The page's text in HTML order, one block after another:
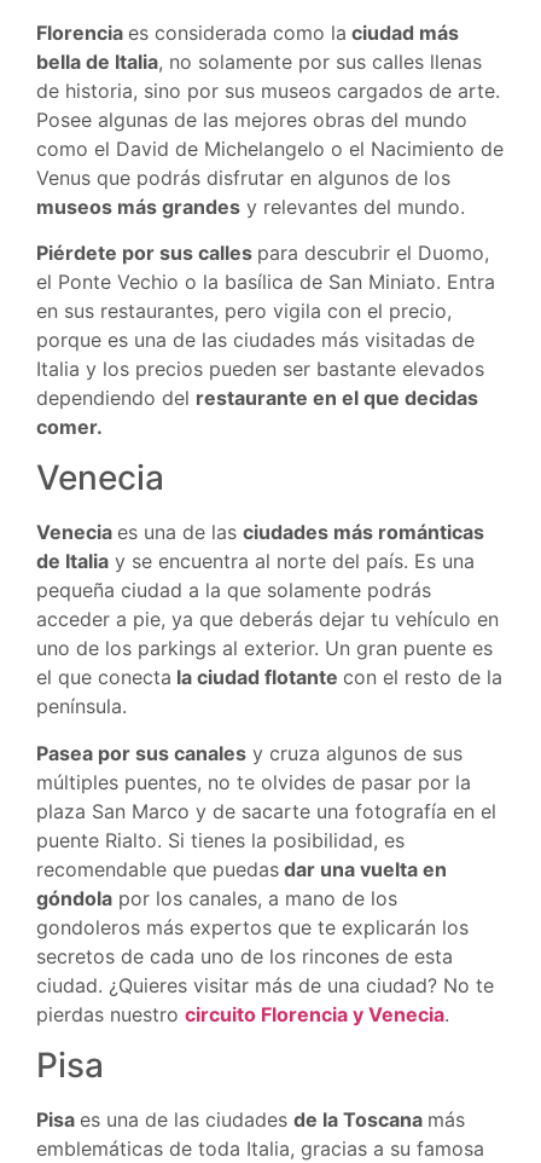
Florencia es considerada como la ciudad más
bella de Italia, no solamente por sus calles llenas
de historia, sino por sus museos cargados de arte.
Posee algunas de las mejores obras del mundo
como el David de Michelangelo o el Nacimiento de
Venus que podrás disfrutar en algunos de los
museos más grandes y relevantes del mundo.
Piérdete por sus calles para descubrir el Duomo,
el Ponte Vechio o la basílica de San Miniato. Entra
en sus restaurantes, pero vigila con el precio,
porque es una de las ciudades más visitadas de
Italia y los precios pueden ser bastante elevados
dependiendo del restaurante en el que decidas
comer.
Venecia
Venecia es una de las ciudades más románticas
de Italia y se encuentra al norte del país. Es una
pequeña ciudad a la que solamente podrás
acceder a pie, ya que deberás dejar tu vehículo en
uno de los parkings al exterior. Un gran puente es
el que conecta la ciudad flotante con el resto de la
península.
Pasea por sus canales y cruza algunos de sus
múltiples puentes, no te olvides de pasar por la
plaza San Marco y de sacarte una fotografía en el
puente Rialto. Si tienes la posibilidad, es
recomendable que puedas dar una vuelta en
góndola por los canales, a mano de los
gondoleros más expertos que te explicarán los
secretos de cada uno de los rincones de esta
ciudad. ¿Quieres visitar más de una ciudad? No te
pierdas nuestro circuito Florencia y Venecia.
Pisa
Pisa es una de las ciudades de la Toscana más
emblemáticas de toda Italia, gracias a su famosa